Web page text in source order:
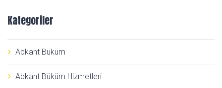
Kategoriler
Abkant Büküm
Abkant Büküm Hizmetleri